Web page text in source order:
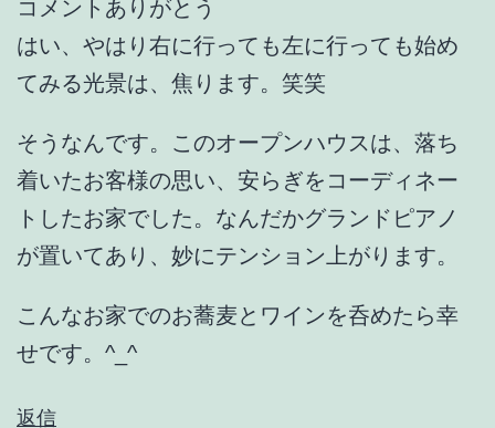
コメントありがとう
はい、やはり右に行っても左に行っても始め
てみる光景は、焦ります。笑笑
そうなんです。このオープンハウスは、落ち
着いたお客様の思い、安らぎをコーディネー
トしたお家でした。なんだかグランドピアノ
が置いてあり、妙にテンション上がります。
こんなお家でのお蕎麦とワインを呑めたら幸
せです。^_^
返信